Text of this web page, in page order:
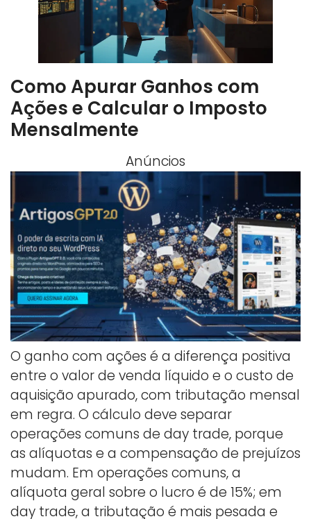
Como Apurar Ganhos com
Ações e Calcular o Imposto
Mensalmente
Anúncios
O ganho com ações é a diferença positiva
entre o valor de venda líquido e o custo de
aquisição apurado, com tributação mensal
em regra. O cálculo deve separar
operações comuns de day trade, porque
as alíquotas e a compensação de prejuízos
mudam. Em operações comuns, a
alíquota geral sobre o lucro é de 15%; em
day trade, a tributação é mais pesada e